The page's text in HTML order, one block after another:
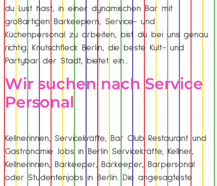
du Lust hast, in einer dynamischen Bar mit
großartigen Barkeepern, Service- und
Küchenpersonal zu arbeiten, bist du bei uns genau
richtig. Knutschfleck Berlin, die beste Kult- und
Partybar der Stadt, bietet ein…
Wir suchen nach Service
Personal
Kellnerinnen, Servicekräfte, Bar Club Restaurant und
Gastronomie Jobs in Berlin Servicekräfte, Kellner,
Kellnerinnen, Barkeeper, Barkeeper, Barpersonal
oder Studentenjobs in Berlin. Die angesagteste